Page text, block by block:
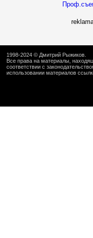
1998-2024 © Дмитрий Рыжиков
Все права на материалы,
соответствии с
использовании материалов